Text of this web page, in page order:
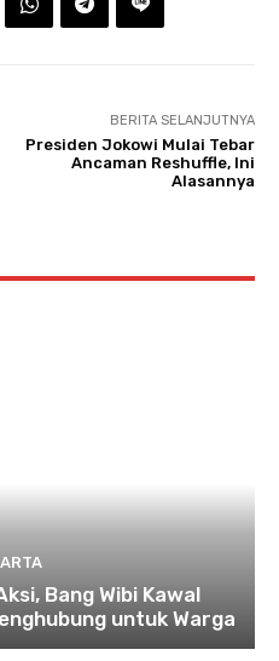
BERITA SELANJUTNYA
Presiden Jokowi Mulai Tebar
Ancaman Reshuffle, Ini
Alasannya
Bang Wibi Kawal
untuk Warga